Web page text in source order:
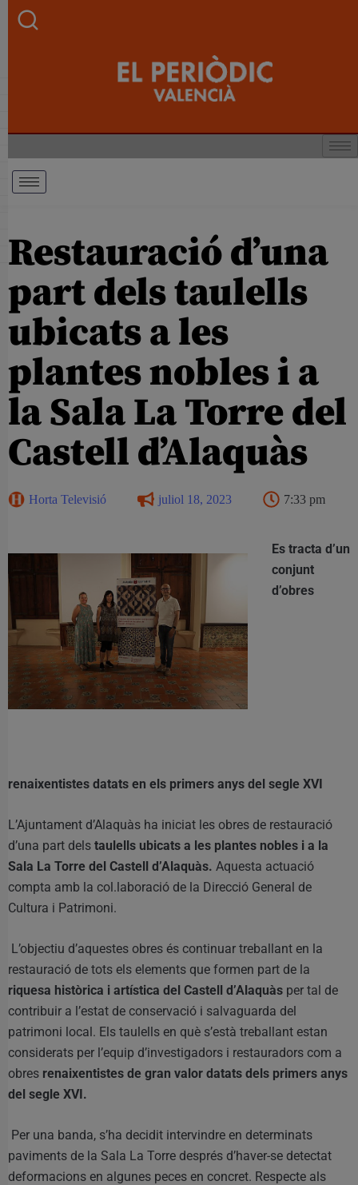
Restauració d’una
part dels taulells
ubicats a les
plantes nobles i a
la Sala La Torre del
Castell d’Alaquàs
Horta Televisió juliol 18, 2023 7:33 pm
Es tracta d’un
conjunt
d’obres
renaixentistes datats en els primers anys del segle XVI
L’Ajuntament d’Alaquàs ha iniciat les obres de restauració
d’una part dels taulells ubicats a les plantes nobles i a la
Sala La Torre del Castell d’Alaquàs. Aquesta actuació
compta amb la col.laboració de la Direcció General de
Cultura i Patrimoni.
L’objectiu d’aquestes obres és continuar treballant en la
restauració de tots els elements que formen part de la
riquesa històrica i artística del Castell d’Alaquàs per tal de
contribuir a l’estat de conservació i salvaguarda del
patrimoni local. Els taulells en què s’està treballant estan
considerats per l’equip d’investigadors i restauradors com a
obres renaixentistes de gran valor datats dels primers anys
del segle XVI.
Per una banda, s’ha decidit intervindre en determinats
paviments de la Sala La Torre després d’haver-se detectat
deformacions en algunes peces en concret. Respecte als